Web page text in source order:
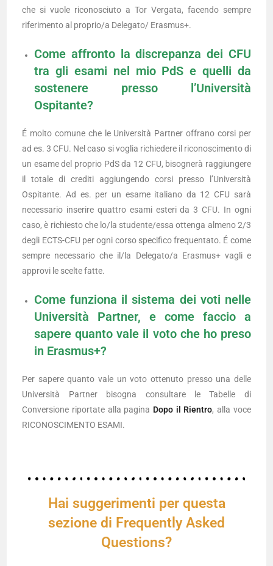
che si vuole riconosciuto a Tor Vergata, facendo sempre
riferimento al proprio/a Delegato/ Erasmus+.
Come affronto la discrepanza dei CFU
tra gli esami nel mio PdS e quelli da
sostenere presso l’Università
Ospitante?
É molto comune che le Università Partner offrano corsi per
ad es. 3 CFU. Nel caso si voglia richiedere il riconoscimento di
un esame del proprio PdS da 12 CFU, bisognerà raggiungere
il totale di crediti aggiungendo corsi presso l’Università
Ospitante. Ad es. per un esame italiano da 12 CFU sarà
necessario inserire quattro esami esteri da 3 CFU. In ogni
caso, è richiesto che lo/la studente/essa ottenga almeno 2/3
degli ECTS-CFU per ogni corso specifico frequentato. É come
sempre necessario che il/la Delegato/a Erasmus+ vagli e
approvi le scelte fatte.
Come funziona il sistema dei voti nelle
Università Partner, e come faccio a
sapere quanto vale il voto che ho preso
in Erasmus+?
Per sapere quanto vale un voto ottenuto presso una delle
Università Partner bisogna consultare le Tabelle di
Conversione riportate alla pagina Dopo il Rientro, alla voce
RICONOSCIMENTO ESAMI.
Hai suggerimenti per questa
sezione di Frequently Asked
Questions?